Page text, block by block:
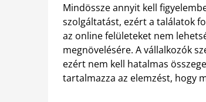
Mindössze annyit kell
szolgáltatást, ezért a találatok
az online felületeket nem
megnövelésére. A vállalkozók
ezért nem kell hatalmas
tartalmazza az elemzést, hogy